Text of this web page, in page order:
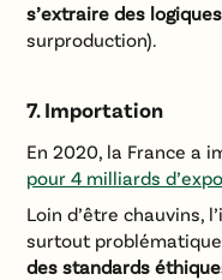
s’extraire des
surproduction).
7. Importation
En 2020, la France a
pour 4 milliards
Loin d’être chauvins,
surtout
des standards